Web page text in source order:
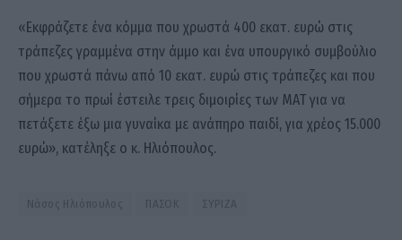
«Εκφράζετε ένα κόμμα που χρωστά 400 εκατ. ευρώ στις
τράπεζες γραμμένα στην άμμο και ένα υπουργικό συμβούλιο
που χρωστά πάνω από 10 εκατ. ευρώ στις τράπεζες και που
σήμερα το πρωί έστειλε τρεις διμοιρίες των ΜΑΤ για να
πετάξετε έξω μια γυναίκα με ανάπηρο παιδί, για χρέος 15.000
ευρώ», κατέληξε ο κ. Ηλιόπουλος.
Νάσος Ηλιόπουλος ΠΑΣΟΚ ΣΥΡΙΖΑ